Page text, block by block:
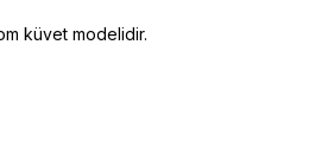
küvet modelidir.